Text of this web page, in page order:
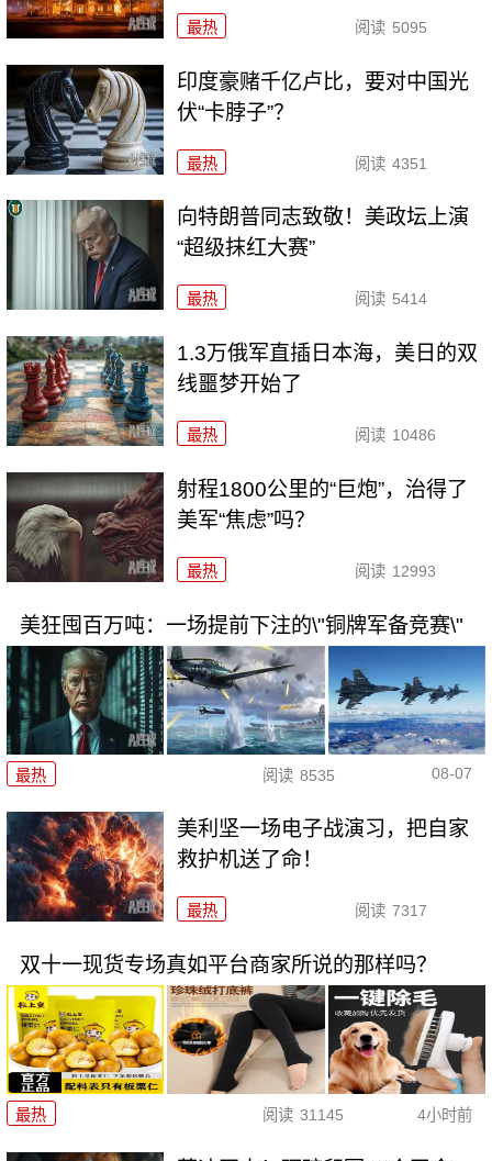
最热 阅读 5095
印度豪赌千亿卢比，要对中国光
伏“卡脖子”？
最热 阅读 4351
向特朗普同志致敬！美政坛上演
“超级抹红大赛”
最热 阅读 5414
1.3万俄军直插日本海，美日的双
线噩梦开始了
最热 阅读 10486
射程1800公里的“巨炮”，治得了
美军“焦虑”吗？
最热 阅读 12993
美狂囤百万吨：一场提前下注的\"铜牌军备竞赛\"
最热 阅读 8535 08-07
美利坚一场电子战演习，把自家
救护机送了命！
最热 阅读 7317
双十一现货专场真如平台商家所说的那样吗？
最热 阅读 31145 4小时前